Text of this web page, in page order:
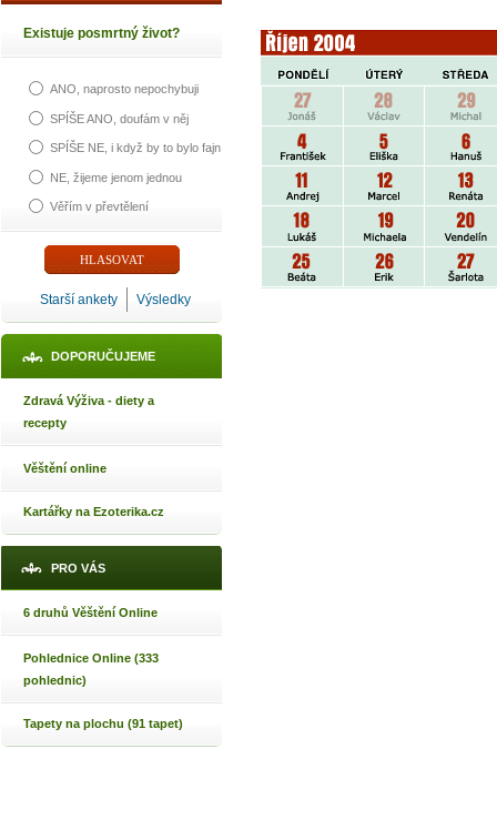
Existuje posmrtný život?
ANO, naprosto nepochybuji
SPÍŠE ANO, doufám v něj
SPÍŠE NE, i když by to bylo fajn
NE, žijeme jenom jednou
Věřím v převtělení
Starší ankety Výsledky
DOPORUČUJEME
Zdravá Výživa - diety a
recepty
Věštění online
Kartářky na Ezoterika.cz
PRO VÁS
6 druhů Věštění Online
Pohlednice Online (333
pohlednic)
Tapety na plochu (91 tapet)